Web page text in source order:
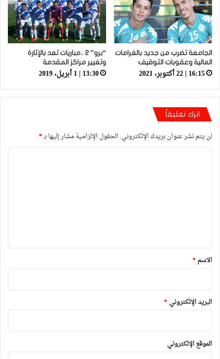
الجامعة تضرب من جديد بالغرامات
المالية وعقوبات التوقيف
16:15 | 22 أكتوبر، 2021
“برو” 2 ..مباريات تعد بالإثارة
وتغيير مراكز المقدمة
13:30 | 1 أبريل، 2019
اترك تعليقاً
لن يتم نشر عنوان بريدك الإلكتروني. الحقول الإلزامية مشار إليها بـ*
*
الاسم *
البريد الإلكتروني *
الموقع الإلكتروني